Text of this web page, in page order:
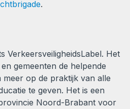
.​
VerkeersveiligheidsLabel. Het
gemeenten de helpende
op de praktijk van alle
te geven. Het is een
Noord-Brabant voor